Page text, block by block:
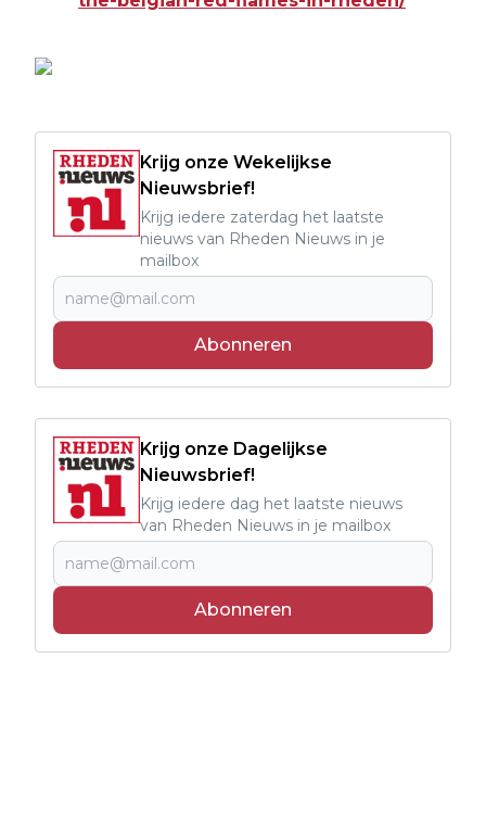
Krijg onze Wekelijkse
Nieuwsbrief!
Krijg iedere zaterdag het laatste
nieuws van Rheden Nieuws in je
mailbox
Abonneren
Krijg onze Dagelijkse
Nieuwsbrief!
Krijg iedere dag het laatste nieuws
van Rheden Nieuws in je mailbox
Abonneren